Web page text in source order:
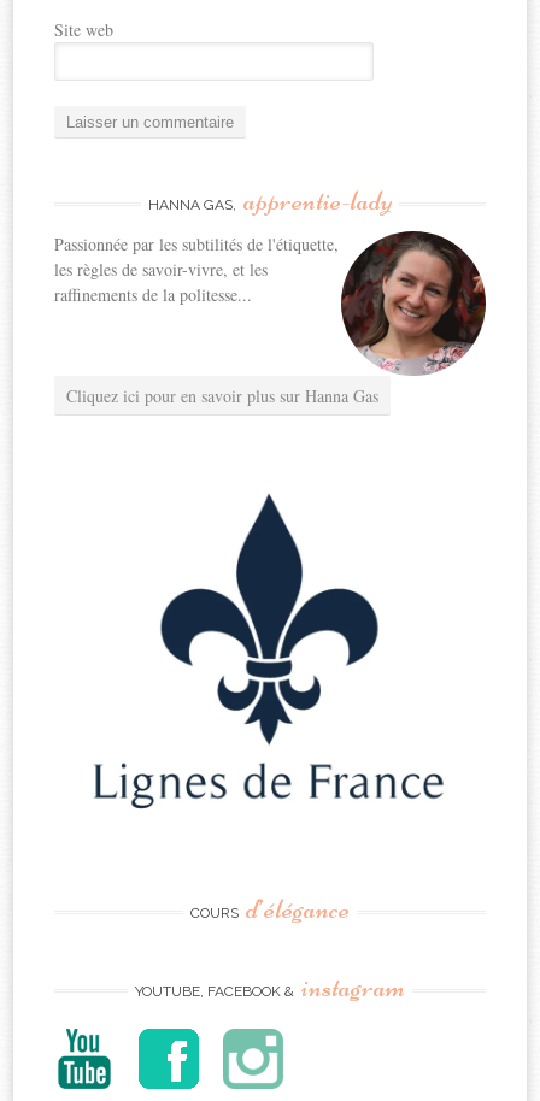
Site web
HANNA GAS, apprentie-lady
Passionnée par les subtilités de l'étiquette,
les règles de savoir-vivre, et les
raffinements de la politesse...
Cliquez ici pour en savoir plus sur Hanna Gas
COURS d’élégance
YOUTUBE, FACEBOOK & instagram